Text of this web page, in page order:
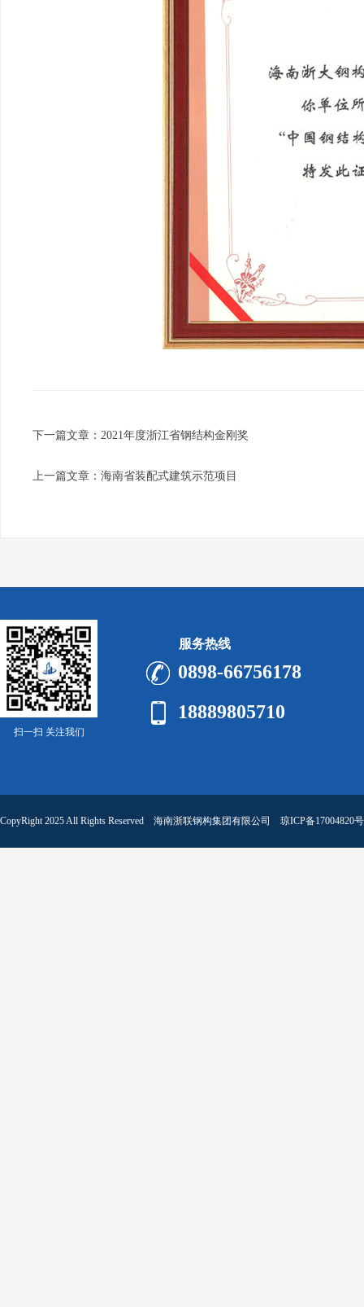
下一篇文章： 2021年度浙江省钢结构金刚奖
上一篇文章： 海南省装配式建筑示范项目
扫一扫 关注我们
服务热线
0898-66756178
18889805710
CopyRight 2025 All Rights Reserved 海南浙联钢构集团有限公司 琼ICP备17004820